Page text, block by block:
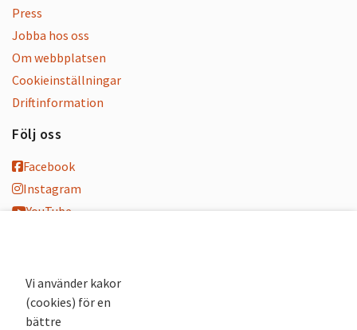
Press
Jobba hos oss
Om webbplatsen
Cookieinställningar
Driftinformation
Följ oss
Facebook
Instagram
YouTube
Nyhetsbrev
Andra webbplatser
Vi använder kakor
(cookies) för en
bättre